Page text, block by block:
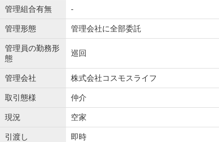
管理組合有無 -
管理形態 管理会社に全部委託
管理員の勤務形
態
巡回
管理会社 株式会社コスモスライフ
取引態様 仲介
現況 空家
引渡し 即時